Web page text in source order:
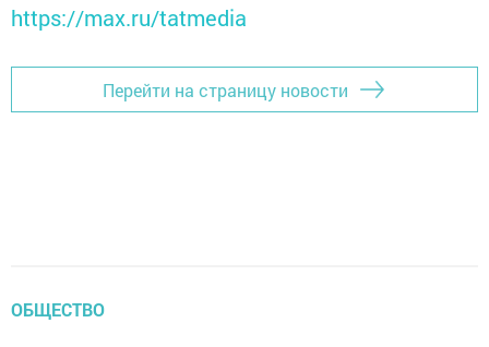
https://max.ru/tatmedia
Перейти на страницу новости
ОБЩЕСТВО